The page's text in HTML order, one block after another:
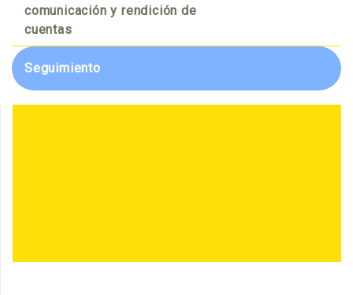
comunicación y rendición de
cuentas
Seguimiento